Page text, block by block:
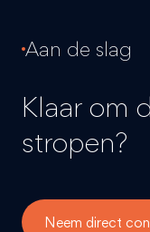
Aan de slag
Klaar om
stropen?
Neem direct